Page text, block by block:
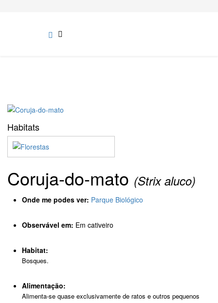
Habitats
Coruja-do-mato (Strix aluco)
Onde me podes ver: Parque Biológico
Observável em: Em cativeiro
Habitat:
Bosques.
Alimentação:
Alimenta-se quase exclusivamente de ratos e outros pequenos